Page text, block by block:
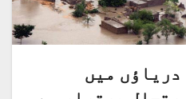
دریاؤں میں